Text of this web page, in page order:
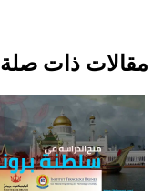
مقالات ذات صلة